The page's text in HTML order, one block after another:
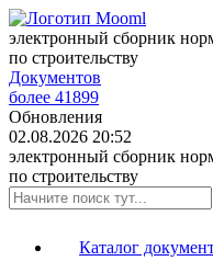
электронный сборник
по строительству
Документов
более 41899
Обновления
02.08.2026 20:52
электронный сборник
по строительству
Каталог